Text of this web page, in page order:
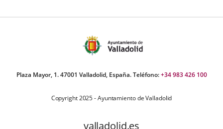
Plaza Mayor, 1. 47001 Valladolid, España. Teléfono:+34 983 426 100
Copyright 2025 - Ayuntamiento de Valladolid
valladolid.es